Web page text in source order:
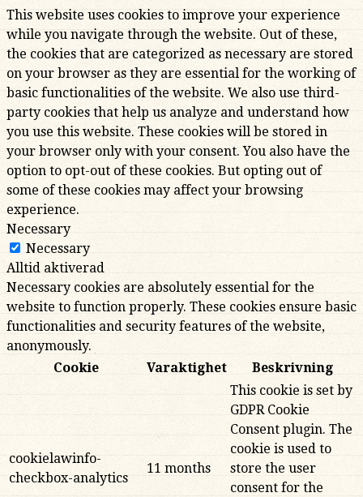
This website uses cookies to improve your experience
while you navigate through the website. Out of these,
the cookies that are categorized as necessary are stored
on your browser as they are essential for the working of
basic functionalities of the website. We also use third-
party cookies that help us analyze and understand how
you use this website. These cookies will be stored in
your browser only with your consent. You also have the
option to opt-out of these cookies. But opting out of
some of these cookies may affect your browsing
experience.
Necessary
Necessary
Alltid aktiverad
Necessary cookies are absolutely essential for the
website to function properly. These cookies ensure basic
functionalities and security features of the website,
anonymously.
Cookie
Varaktighet Beskrivning
cookielawinfo-
checkbox-analytics
11 months
This cookie is set by
GDPR Cookie
Consent plugin. The
cookie is used to
store the user
consent for the